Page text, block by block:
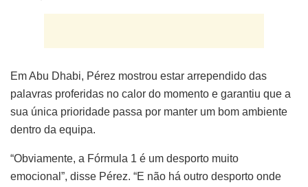
Em Abu Dhabi, Pérez mostrou estar arrependido das
palavras proferidas no calor do momento e garantiu que a
sua única prioridade passa por manter um bom ambiente
dentro da equipa.
“Obviamente, a Fórmula 1 é um desporto muito
emocional”, disse Pérez. “E não há outro desporto onde